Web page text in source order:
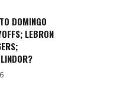
DOMINGO
LEBRON